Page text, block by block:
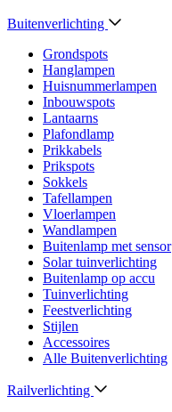
Buitenverlichting
Grondspots
Hanglampen
Huisnummerlampen
Inbouwspots
Lantaarns
Plafondlamp
Prikkabels
Prikspots
Sokkels
Tafellampen
Vloerlampen
Wandlampen
Buitenlamp met sensor
Solar tuinverlichting
Buitenlamp op accu
Tuinverlichting
Feestverlichting
Stijlen
Accessoires
Alle Buitenverlichting
Railverlichting